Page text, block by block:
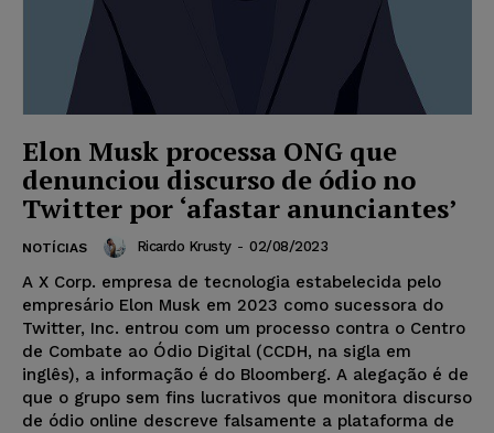
Elon Musk processa ONG que
denunciou discurso de ódio no
Twitter por ‘afastar anunciantes’
NOTÍCIAS Ricardo Krusty - 02/08/2023
A X Corp. empresa de tecnologia estabelecida pelo
empresário Elon Musk em 2023 como sucessora do
Twitter, Inc. entrou com um processo contra o Centro
de Combate ao Ódio Digital (CCDH, na sigla em
inglês), a informação é do Bloomberg. A alegação é de
que o grupo sem fins lucrativos que monitora discurso
de ódio online descreve falsamente a plataforma de